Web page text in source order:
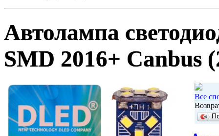
Автолампа
SMD 2016+ Canbus
Все